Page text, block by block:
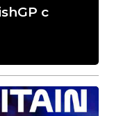
с